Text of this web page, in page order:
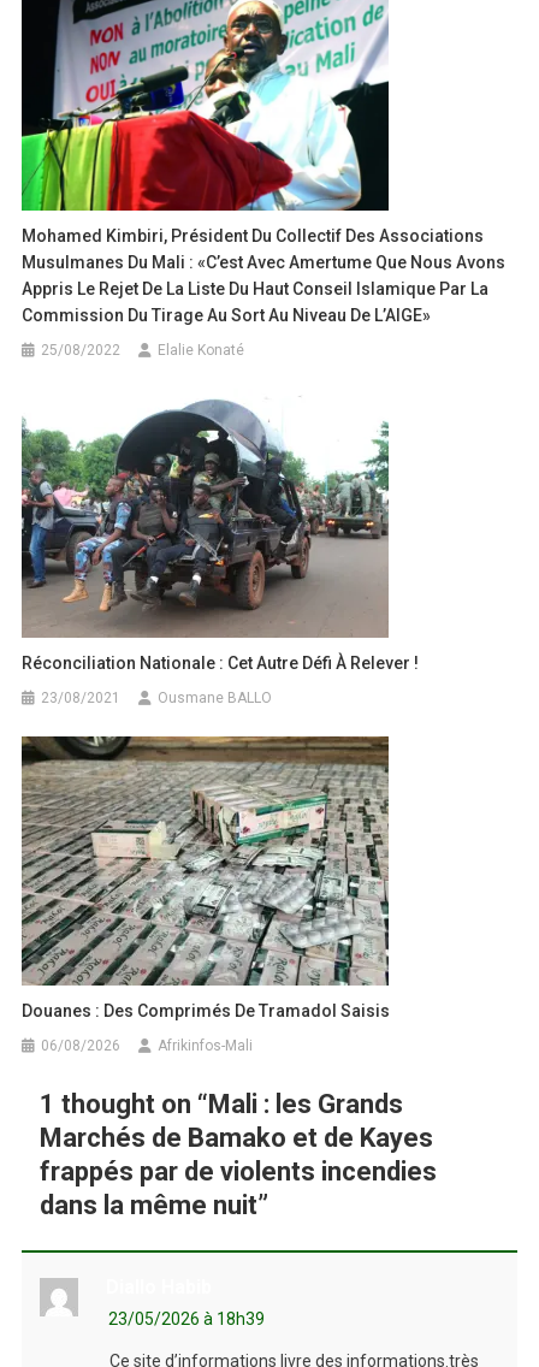
Mohamed Kimbiri, Président Du Collectif Des Associations
Musulmanes Du Mali : «C’est Avec Amertume Que Nous Avons
Appris Le Rejet De La Liste Du Haut Conseil Islamique Par La
Commission Du Tirage Au Sort Au Niveau De L’AIGE»
25/08/2022 Elalie Konaté
Réconciliation Nationale : Cet Autre Défi À Relever !
23/08/2021 Ousmane BALLO
Douanes : Des Comprimés De Tramadol Saisis
06/08/2026 Afrikinfos-Mali
1 thought on “ Mali : les Grands
Marchés de Bamako et de Kayes
frappés par de violents incendies
dans la même nuit”
23/05/2026 à 18h39
Ce site d’informations livre des informations.très